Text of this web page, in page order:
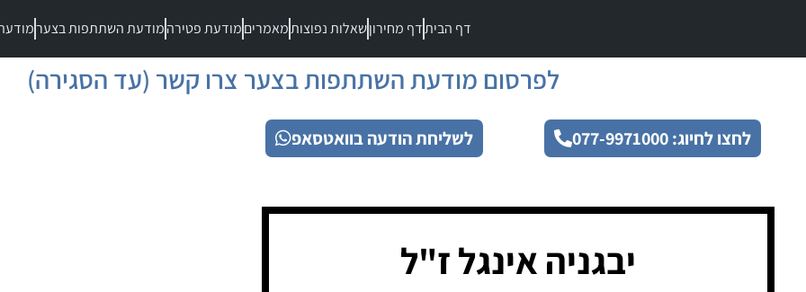
דף הביתדף מחירוןשאלות נפוצותמאמריםמודעת פטירהמודעת השתתפות בצער
לפרסום מודעת השתתפות בצער צרו קשר (עד הסגירה)
לחצו לחיוג: 077-9971000 לשליחת הודעה בוואטסאפ
יבגניה אינגל ז"ל